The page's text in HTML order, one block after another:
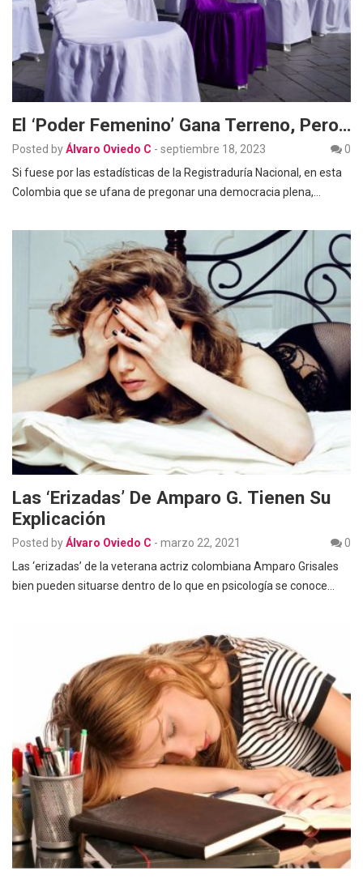
El ‘poder Femenino’ Gana Terreno, Pero…
Posted byÁlvaro Oviedo C - septiembre 18, 2023
0
Si fuese por las estadísticas de la Registraduría Nacional, en esta
Colombia que se ufana de pregonar una democracia plena,…
Las ‘erizadas’ De Amparo G. Tienen Su
Explicación
Posted byÁlvaro Oviedo C - marzo 22, 2021
0
Las ‘erizadas’ de la veterana actriz colombiana Amparo Grisales
bien pueden situarse dentro de lo que en psicología se conoce…